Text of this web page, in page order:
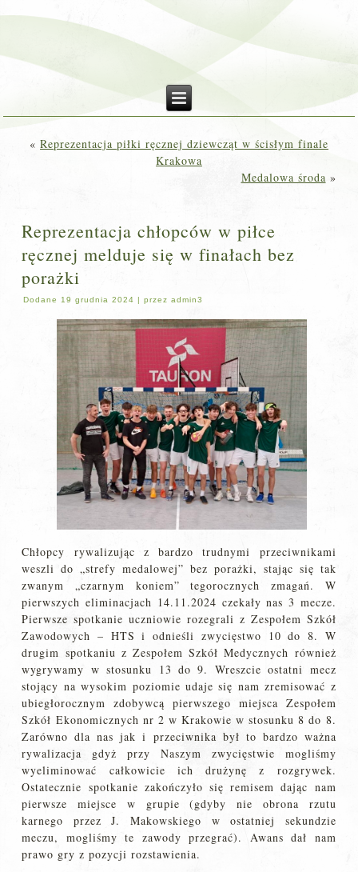
« Reprezentacja piłki ręcznej dziewcząt w ścisłym finale
Krakowa
Medalowa środa »
Reprezentacja chłopców w piłce
ręcznej melduje się w finałach bez
porażki
Dodane 19 grudnia 2024 |przez admin3
Chłopcy rywalizując z bardzo trudnymi przeciwnikami
weszli do „strefy medalowej” bez porażki, stając się tak
zwanym „czarnym koniem” tegorocznych zmagań. W
pierwszych eliminacjach 14.11.2024 czekały nas 3 mecze.
Pierwsze spotkanie uczniowie rozegrali z Zespołem Szkół
Zawodowych – HTS i odnieśli zwycięstwo 10 do 8. W
drugim spotkaniu z Zespołem Szkół Medycznych również
wygrywamy w stosunku 13 do 9. Wreszcie ostatni mecz
stojący na wysokim poziomie udaje się nam zremisować z
ubiegłorocznym zdobywcą pierwszego miejsca Zespołem
Szkół Ekonomicznych nr 2 w Krakowie w stosunku 8 do 8.
Zarówno dla nas jak i przeciwnika był to bardzo ważna
rywalizacja gdyż przy Naszym zwycięstwie mogliśmy
wyeliminować całkowicie ich drużynę z rozgrywek.
Ostatecznie spotkanie zakończyło się remisem dając nam
pierwsze miejsce w grupie (gdyby nie obrona rzutu
karnego przez J. Makowskiego w ostatniej sekundzie
meczu, mogliśmy te zawody przegrać). Awans dał nam
prawo gry z pozycji rozstawienia.